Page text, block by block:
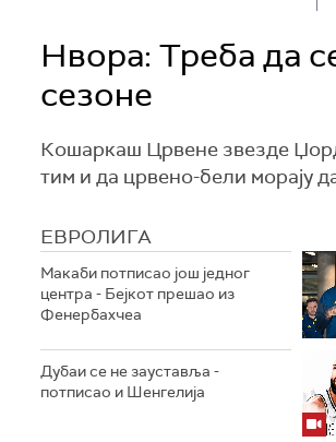
Нвора: Треба да
сезоне
Кошаркаш Црвене звезде
тим и да црвено-бели морају
ЕВРОЛИГА
Макаби потписао још једног
центра - Бејкот прешао из
Фенербахчеа
Дубаи се не зауставља -
потписао и Шенгелија